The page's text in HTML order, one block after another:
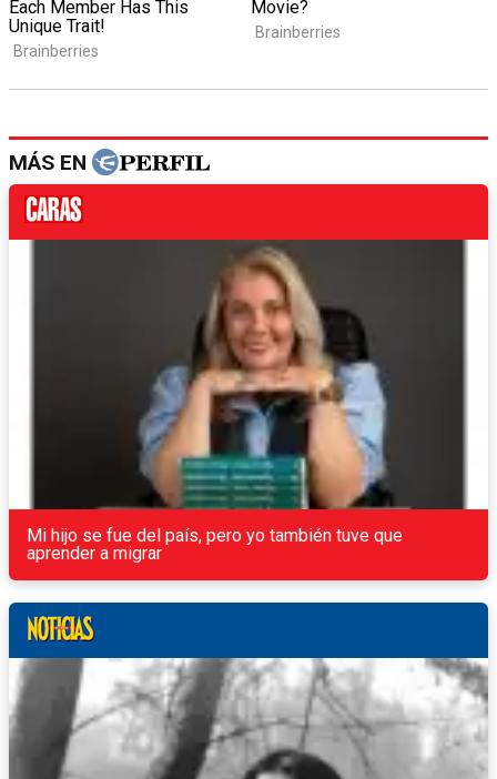
MÁS EN
Mi hijo se fue del país, pero yo también tuve que
aprender a migrar